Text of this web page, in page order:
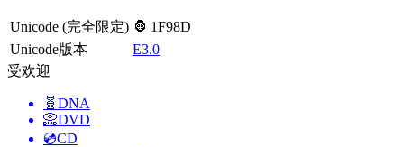
Unicode (完全限定) 🦍 1F98D
Unicode版本
E3.0
受欢迎
🧬 DNA
📀DVD
💿CD